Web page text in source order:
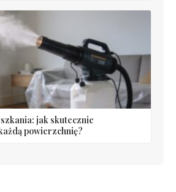
jak skutecznie
powierzchnię?